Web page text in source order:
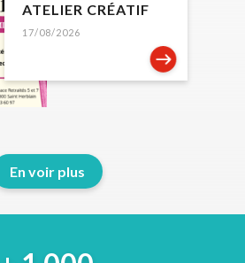
17/08/2026
ATELIER CRÉATIF
En voir plus